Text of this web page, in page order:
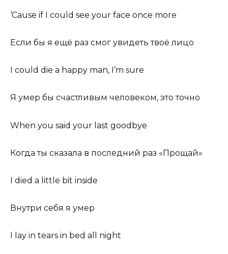
‘Cause if I could see your face once more
Если бы я ещё раз смог увидеть твоё лицо
I could die a happy man, I’m sure
Я умер бы счастливым человеком, это точно
When you said your last goodbye
Когда ты сказала в последний раз «Прощай»
I died a little bit inside
Внутри себя я умер
I lay in tears in bed all night